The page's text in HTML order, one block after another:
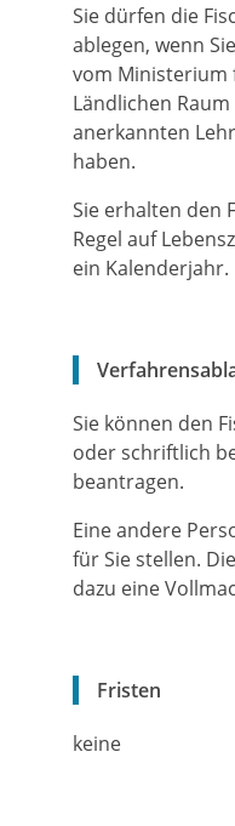
Sie dürfen die
ablegen, wenn
vom Ministerium
Ländlichen
anerkannten
haben.
Sie erhalten den
Regel auf
ein Kalenderjahr.
Sie können den
oder schriftlich
beantragen.
Eine andere
für Sie stellen.
dazu eine
Fristen
keine